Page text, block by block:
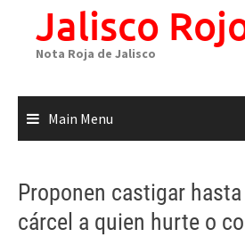
Jalisco
Nota Roja de Jalisco
Main Menu
Proponen castigar
cárcel a quien hurte o